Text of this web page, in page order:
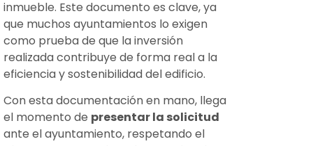
inmueble. Este documento es clave, ya
que muchos ayuntamientos lo exigen
como prueba de que la inversión
realizada contribuye de forma real a la
eficiencia y sostenibilidad del edificio.
Con esta documentación en mano, llega
el momento de presentar la solicitud
ante el ayuntamiento, respetando el